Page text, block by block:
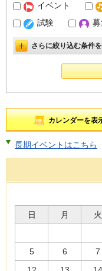
イベント
試験
詳細設定を開く
さらに絞り込む条件
カレンダーを表
長期イベントはこちら
日
月 火
5
6 7